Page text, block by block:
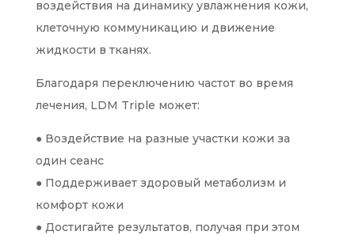
воздействия на динамику увлажнения кожи,
клеточную коммуникацию и движение
жидкости в тканях.
Благодаря переключению частот во время
лечения, LDM Triple может:
● Воздействие на разные участки кожи за
один сеанс
● Поддерживает здоровый метаболизм и
комфорт кожи
● Достигайте результатов, получая при этом